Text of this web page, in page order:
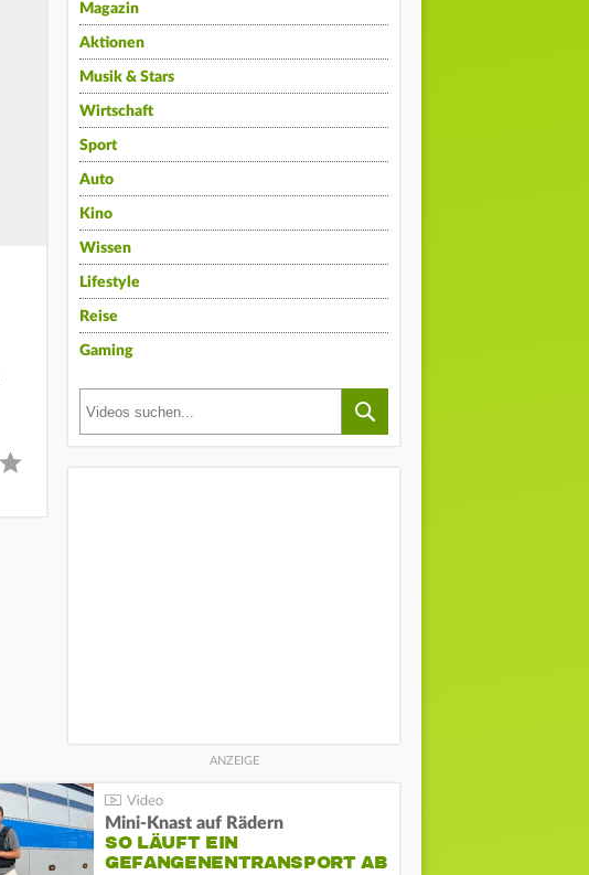
Magazin
Aktionen
Musik & Stars
Wirtschaft
Sport
Auto
Kino
Wissen
Lifestyle
Reise
Gaming
Mini-Knast auf Rädern
SO LÄUFT EIN
GEFANGENENTRANSPORT AB